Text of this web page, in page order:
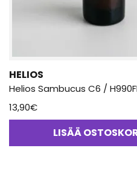
HELIOS
Helios Sambucus C6 /
13,90€
LISÄÄ